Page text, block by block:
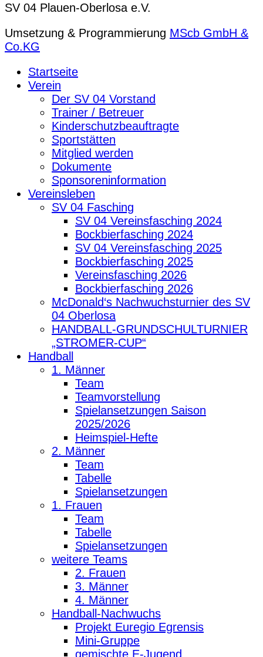
SV 04 Plauen-Oberlosa e.V.
Umsetzung & Programmierung MScb GmbH &
Co.KG
Startseite
Verein
Der SV 04 Vorstand
Trainer / Betreuer
Kinderschutzbeauftragte
Sportstätten
Mitglied werden
Dokumente
Sponsoreninformation
Vereinsleben
SV 04 Fasching
SV 04 Vereinsfasching 2024
Bockbierfasching 2024
SV 04 Vereinsfasching 2025
Bockbierfasching 2025
Vereinsfasching 2026
Bockbierfasching 2026
McDonald‘s Nachwuchsturnier des SV
04 Oberlosa
HANDBALL-GRUNDSCHULTURNIER
„STROMER-CUP“
Handball
1. Männer
Team
Teamvorstellung
Spielansetzungen Saison
2025/2026
Heimspiel-Hefte
2. Männer
Team
Tabelle
Spielansetzungen
1. Frauen
Team
Tabelle
Spielansetzungen
weitere Teams
2. Frauen
3. Männer
4. Männer
Handball-Nachwuchs
Projekt Euregio Egrensis
Mini-Gruppe
gemischte E-Jugend